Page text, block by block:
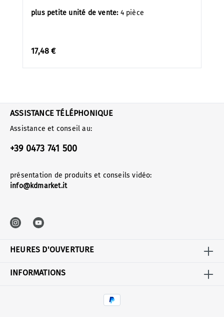
plus petite unité de vente: 4 pièce
17,48 €
ASSISTANCE TÉLÉPHONIQUE
Assistance et conseil au:
+39 0473 741 500
présentation de produits et conseils vidéo:
info@kdmarket.it
HEURES D'OUVERTURE
INFORMATIONS